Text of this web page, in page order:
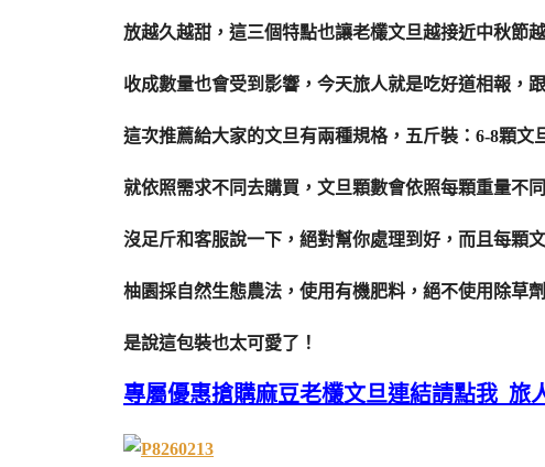
放越久越甜，這三個特點也讓老欉文旦越接近中秋節
收成數量也會受到影響，今天旅人就是吃好道相報，
這次推薦給大家的文旦有兩種規格，五斤裝：6-8顆文
就依照需求不同去購買，文旦顆數會依照每顆重量不
沒足斤和客服說一下，絕對幫你處理到好，而且每顆
柚園採自然生態農法，使用有機肥料，絕不使用除草
是說這包裝也太可愛了！
專屬優惠搶購麻豆老欉文旦連結請點我 旅